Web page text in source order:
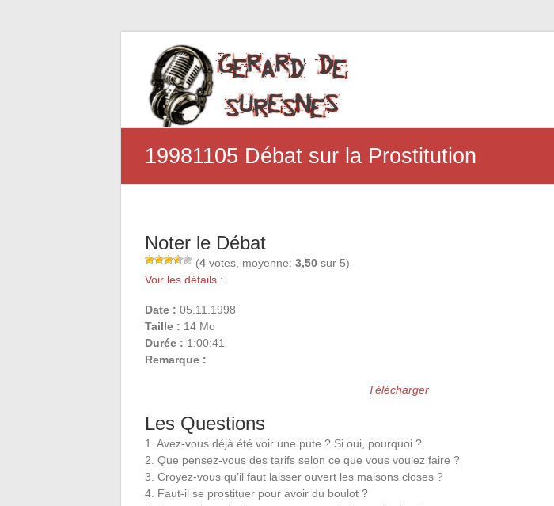
19981105 Débat sur la Prostitution
Noter le Débat
(4 votes, moyenne: 3,50 sur 5)
Voir les détails :
Date : 05.11.1998
Taille : 14 Mo
Durée : 1:00:41
Remarque :
Télécharger
Les Questions
1. Avez-vous déjà été voir une pute ? Si oui, pourquoi ?
2. Que pensez-vous des tarifs selon ce que vous voulez faire ?
3. Croyez-vous qu’il faut laisser ouvert les maisons closes ?
4. Faut-il se prostituer pour avoir du boulot ?